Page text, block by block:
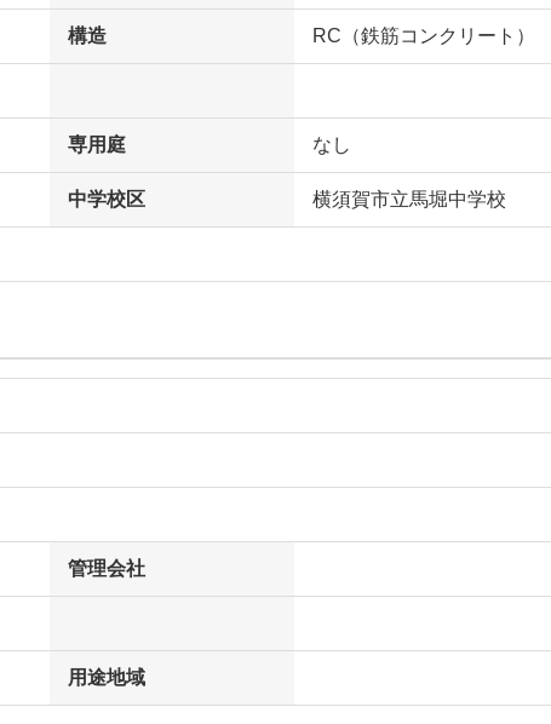
構造 RC（鉄筋コンクリート）
専用庭 なし
中学校区 横須賀市立馬堀中学校
管理会社
用途地域